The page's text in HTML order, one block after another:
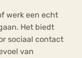
werk een echt
Het biedt
sociaal contact
van